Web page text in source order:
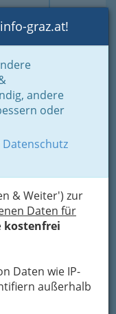
Login Toggle
graz.at!
andere
oder
Datenschutz
& Weiter') zur
Daten für
kostenfrei
Daten wie IP-
außerhalb
und